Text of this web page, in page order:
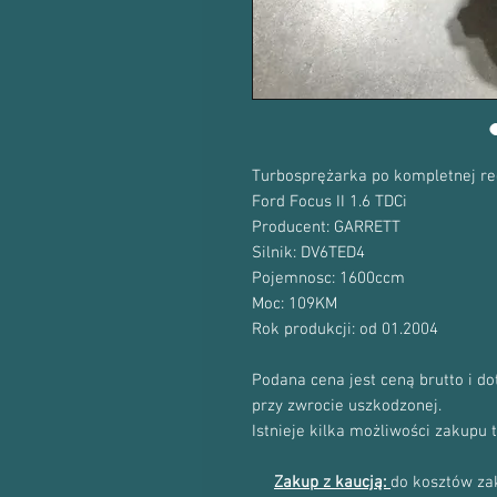
Turbosprężarka po kompletnej
Ford Focus II 1.6 TDCi
Producent: GARRETT
Silnik: DV6TED4
Pojemnosc: 1600ccm
Moc: 109KM
Rok produkcji: od 01.2004
Podana cena jest ceną brutto i
przy zwrocie uszkodzonej.
Istnieje kilka możliwości zakupu
Zakup z kaucją: do kosztów